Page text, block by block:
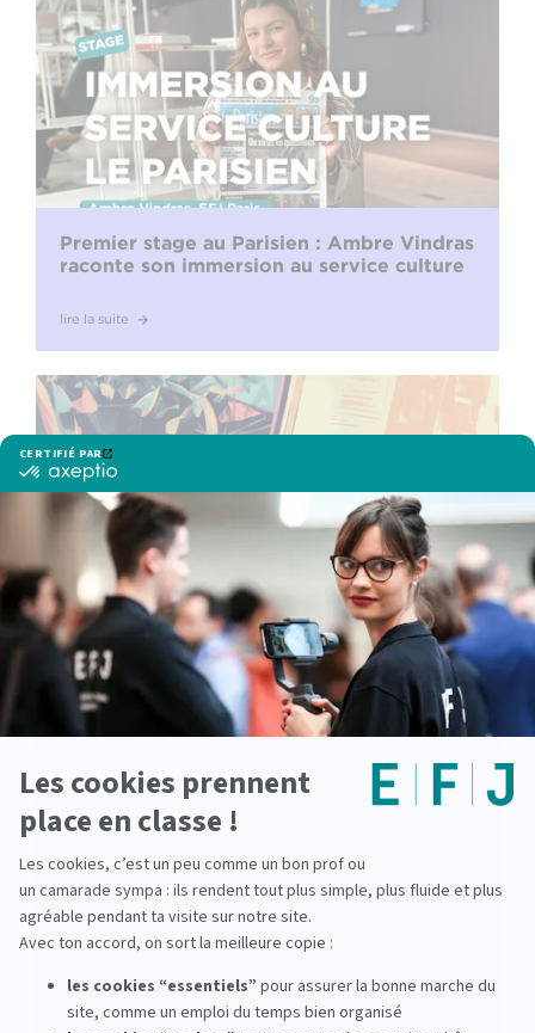
Premier stage au Parisien : Ambre Vindras
raconte son immersion au service culture
lire la suite
Thomas, étudiant EFJ, en stage à La
Provence à Marseille : dans les coulisses
du journalisme web